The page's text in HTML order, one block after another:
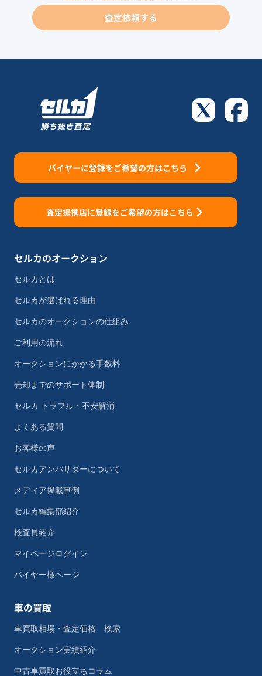
査定依頼する
バイヤーに登録をご希望の方はこちら
査定提携店に登録をご希望の方はこちら
セルカのオークション
セルカとは
セルカが選ばれる理由
セルカのオークションの仕組み
ご利用の流れ
オークションにかかる手数料
売却までのサポート体制
セルカ トラブル・不安解消
よくある質問
お客様の声
セルカアンバサダーについて
メディア掲載事例
セルカ編集部紹介
検査員紹介
マイページログイン
バイヤー様ページ
車の買取
車買取相場・査定価格 検索
オークション実績紹介
中古車買取お役立ちコラム